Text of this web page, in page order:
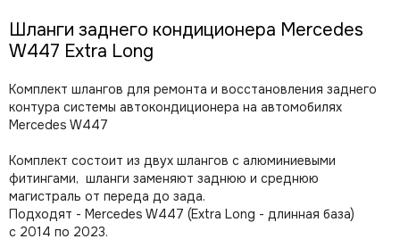
Шланги заднего кондиционера Mercedes
W447 Extra Long
Комплект шлангов для ремонта и восстановления заднего
контура системы автокондиционера на автомобилях
Mercedes W447
Комплект состоит из двух шлангов с алюминиевыми
фитингами, шланги заменяют заднюю и среднюю
магистраль от переда до зада.
Подходят - Mercedes W447 (Extra Long - длинная база)
с 2014 по 2023.